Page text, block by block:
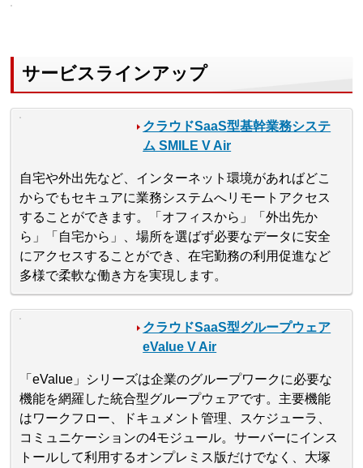
サービスラインアップ
クラウドSaaS型基幹業務システ
ム SMILE V Air
自宅や外出先など、インターネット環境があればどこ
からでもセキュアに業務システムへリモートアクセス
することができます。「オフィスから」「外出先か
ら」「自宅から」、場所を選ばず必要なデータに安全
にアクセスすることができ、在宅勤務の利用促進など
多様で柔軟な働き方を実現します。
クラウドSaaS型グループウェア
eValue V Air
「eValue」シリーズは企業のグループワークに必要な
機能を網羅した統合型グループウェアです。主要機能
はワークフロー、ドキュメント管理、スケジューラ、
コミュニケーションの4モジュール。サーバーにインス
トールして利用するオンプレミス版だけでなく、大塚